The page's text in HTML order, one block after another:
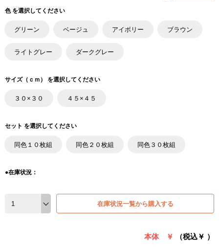
色 を選択してください
グリーン ベージュ アイボリー ブラウン
ライトグレー ダークグレー
サイズ（ｃｍ） を選択してください
３０×３０ ４５×４５
セット を選択してください
同色１０枚組 同色２０枚組 同色３０枚組
●在庫状況：
在庫状況一覧から購入する
本体 ￥ （税込￥ ）